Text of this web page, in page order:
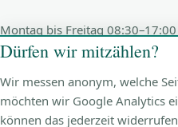
Montag bis Freitag
© 2026 PetBioCell GmbH
Dürfen wir mitzählen?
Wir messen anonym, welche
möchten wir Google Analytics
können das jederzeit